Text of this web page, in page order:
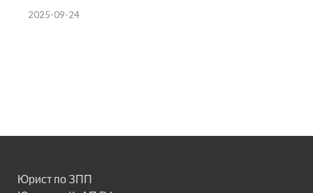
2025-09-24
Юрист по ЗПП